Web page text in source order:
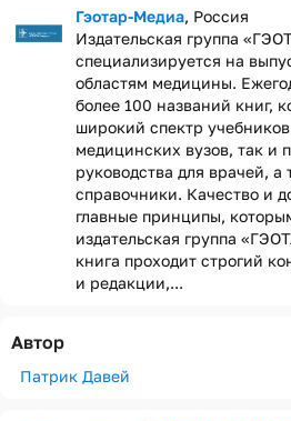
Гэотар-Медиа, Россия
Издательская группа
специализируется на
областям медицины.
более 100 названий книг,
широкий спектр
медицинских вузов, так и
руководства для врачей,
справочники. Качество и
главные принципы,
издательская группа
книга проходит строгий
и редакции,...
Автор
Патрик Давей